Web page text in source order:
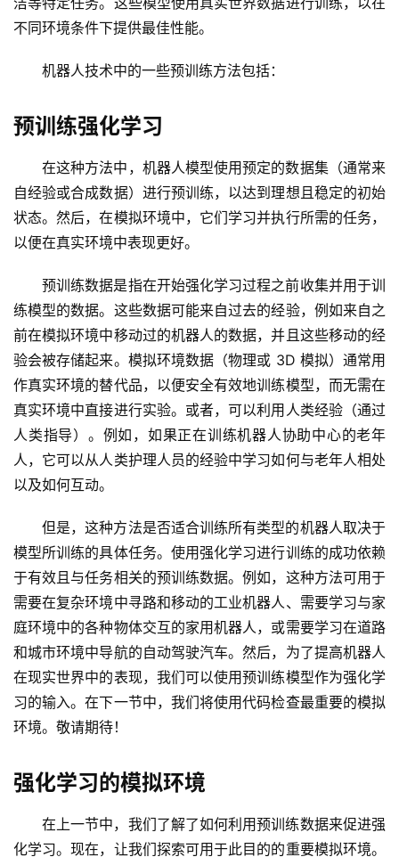
品
目
业
A
I
课
程
A
V
I
P
课
关
于
我
们
登录
不同环境条件下提供最佳性能。
机器人技术中的一些预训练方法包括：
预训练强化学习
在这种方法中，机器人模型使用预定的数据集（通常来
自经验或合成数据）进行预训练，以达到理想且稳定的初始
状态。然后，在模拟环境中，它们学习并执行所需的任务，
以便在真实环境中表现更好。
预训练数据是指在开始强化学习过程之前收集并用于训
练模型的数据。这些数据可能来自过去的经验，例如来自之
前在模拟环境中移动过的机器人的数据，并且这些移动的经
验会被存储起来。模拟环境数据（物理或 3D 模拟）通常用
作真实环境的替代品，以便安全有效地训练模型，而无需在
真实环境中直接进行实验。或者，可以利用人类经验（通过
人类指导）。例如，如果正在训练机器人协助中心的老年
人，它可以从人类护理人员的经验中学习如何与老年人相处
以及如何互动。
但是，这种方法是否适合训练所有类型的机器人取决于
模型所训练的具体任务。使用强化学习进行训练的成功依赖
于有效且与任务相关的预训练数据。例如，这种方法可用于
需要在复杂环境中寻路和移动的工业机器人、需要学习与家
庭环境中的各种物体交互的家用机器人，或需要学习在道路
和城市环境中导航的自动驾驶汽车。然后，为了提高机器人
在现实世界中的表现，我们可以使用预训练模型作为强化学
习的输入。在下一节中，我们将使用代码检查最重要的模拟
环境。敬请期待！
强化学习的模拟环境
在上一节中，我们了解了如何利用预训练数据来促进强
化学习。现在，让我们探索可用于此目的的重要模拟环境。